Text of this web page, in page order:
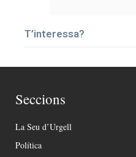
T’interessa?
Seccions
La Seu d’Urgell
Política